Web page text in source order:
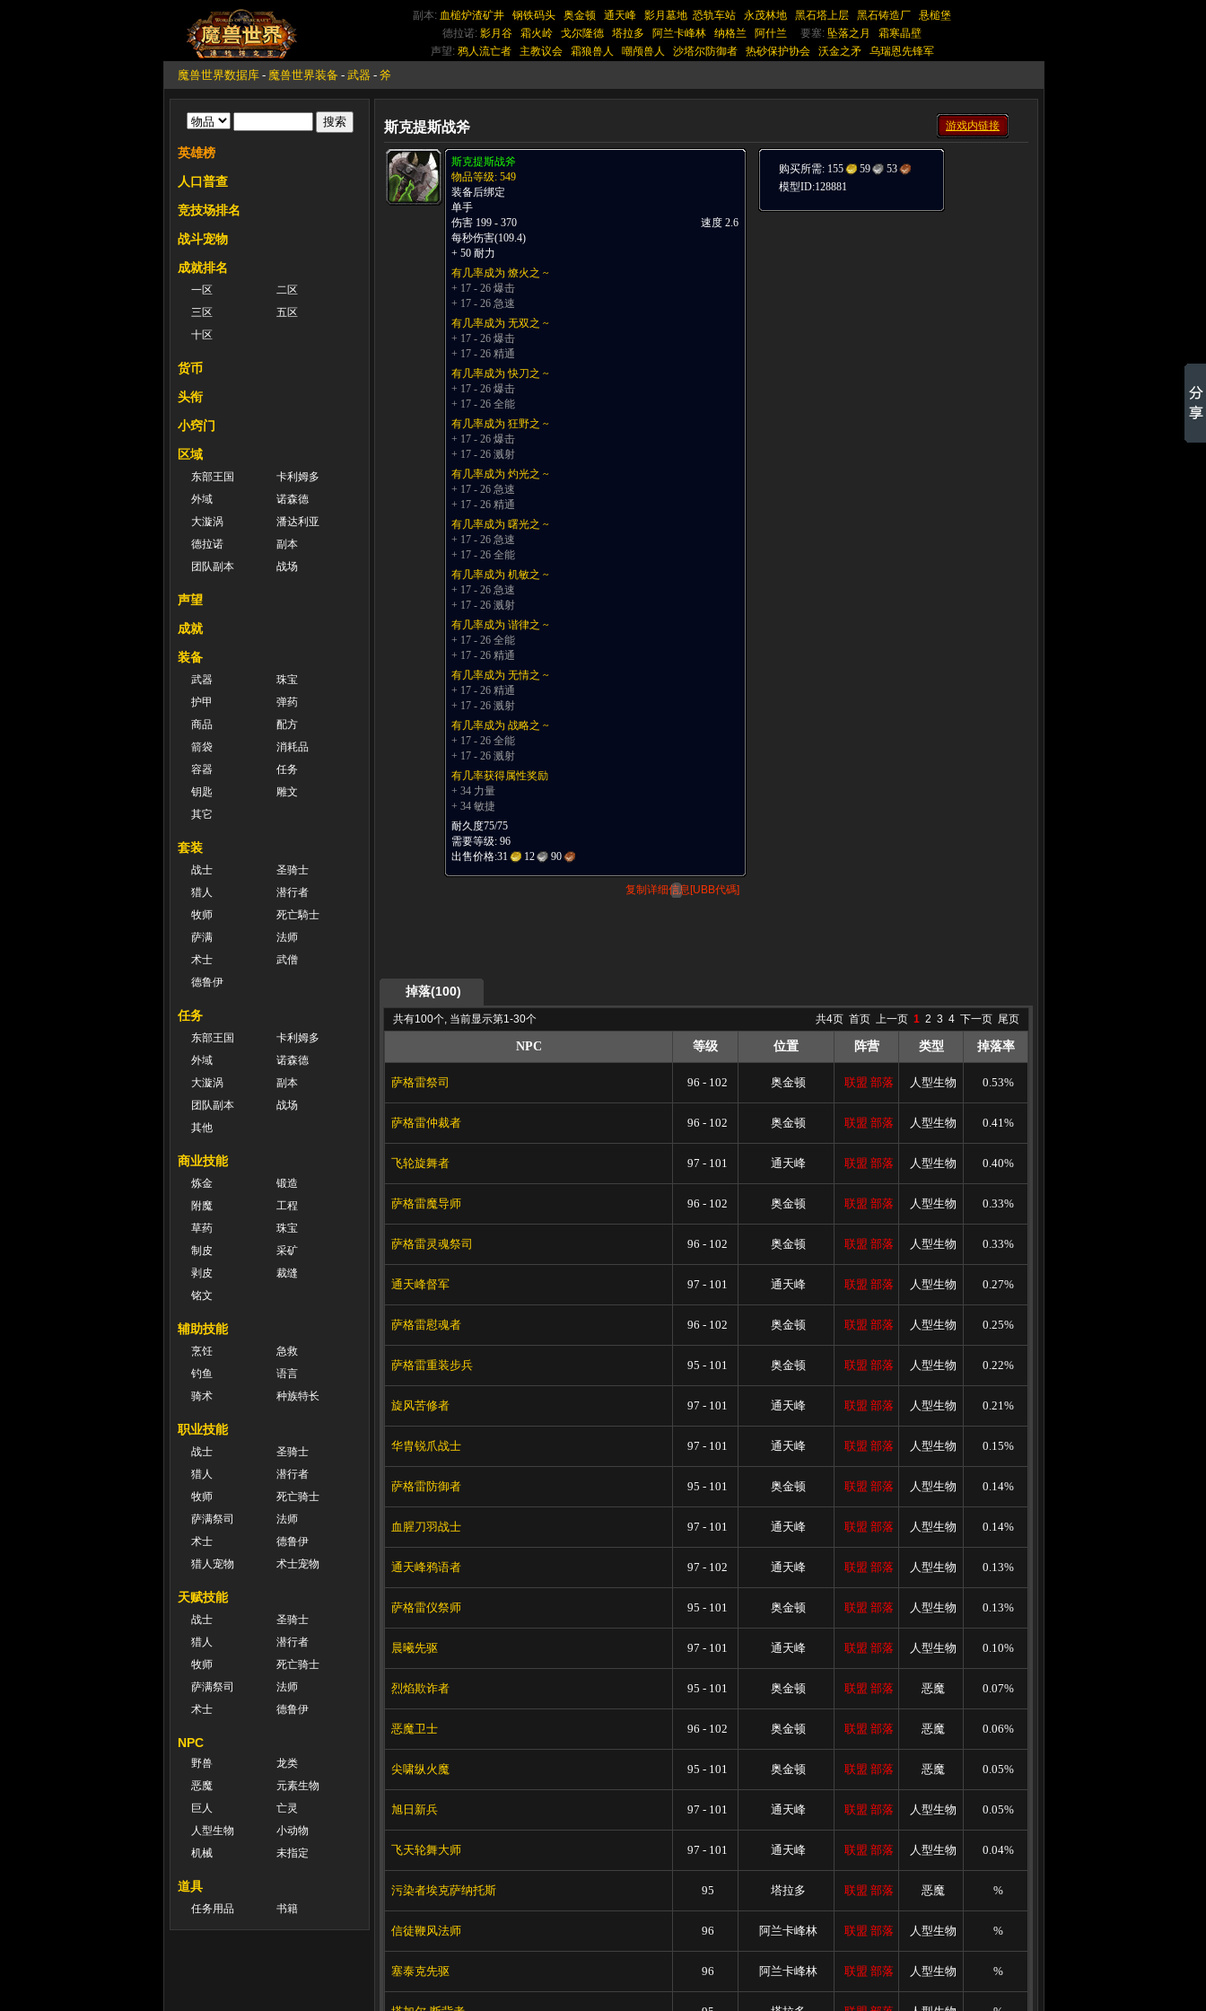
副本: 血槌炉渣矿井 钢铁码头 奥金顿 通天峰 影月墓地 恐轨车站 永茂林地 黑石塔上层 黑石铸造厂
悬槌堡
德拉诺: 影月谷 霜火岭 戈尔隆德 塔拉多 阿兰卡峰林 纳格兰 阿什兰 要塞: 坠落之月
霜寒晶壁
声望: 鸦人流亡者 主教议会 霜狼兽人 嘲颅兽人 沙塔尔防御者 热砂保护协会 沃金之矛 乌瑞恩先锋军
魔兽世界数据库 - 魔兽世界装备 - 武器 - 斧
英雄榜
人口普查
竞技场排名
战斗宠物
成就排名
一区
二区
三区
五区
十区
货币
头衔
小窍门
区域
东部王国
卡利姆多
外域
诺森德
大漩涡
潘达利亚
德拉诺
副本
团队副本
战场
声望
成就
装备
武器
珠宝
护甲
弹药
商品
配方
箭袋
消耗品
容器
任务
钥匙
雕文
其它
套装
战士
圣骑士
猎人
潜行者
牧师
死亡騎士
萨满
法师
术士
武僧
德鲁伊
任务
东部王国
卡利姆多
外域
诺森德
大漩涡
副本
团队副本
战场
其他
商业技能
炼金
锻造
附魔
工程
草药
珠宝
制皮
采矿
剥皮
裁缝
铭文
辅助技能
烹饪
急救
钓鱼
语言
骑术
种族特长
职业技能
战士
圣骑士
猎人
潜行者
牧师
死亡骑士
萨满祭司
法师
术士
德鲁伊
猎人宠物
术士宠物
天赋技能
战士
圣骑士
猎人
潜行者
牧师
死亡骑士
萨满祭司
法师
术士
德鲁伊
NPC
野兽
龙类
恶魔
元素生物
巨人
亡灵
人型生物
小动物
机械
未指定
道具
任务用品 书籍
游戏内链接
斯克提斯战斧
斯克提斯战斧
物品等级: 549
装备后绑定
单手
伤害 199 - 370
速度 2.6
每秒伤害(109.4)
+ 50 耐力
有几率成为 燎火之 ~
+ 17 - 26 爆击
+ 17 - 26 急速
有几率成为 无双之 ~
+ 17 - 26 爆击
+ 17 - 26 精通
有几率成为 快刀之 ~
+ 17 - 26 爆击
+ 17 - 26 全能
有几率成为 狂野之 ~
+ 17 - 26 爆击
+ 17 - 26 溅射
有几率成为 灼光之 ~
+ 17 - 26 急速
+ 17 - 26 精通
有几率成为 曙光之 ~
+ 17 - 26 急速
+ 17 - 26 全能
有几率成为 机敏之 ~
+ 17 - 26 急速
+ 17 - 26 溅射
有几率成为 谐律之 ~
+ 17 - 26 全能
+ 17 - 26 精通
有几率成为 无情之 ~
+ 17 - 26 精通
+ 17 - 26 溅射
有几率成为 战略之 ~
+ 17 - 26 全能
+ 17 - 26 溅射
有几率获得属性奖励
+ 34 力量
+ 34 敏捷
耐久度75/75
需要等级: 96
出售价格:31 12 90
复制详细信息[UBB代碼]
购买所需: 155 59
53
模型ID:128881
掉落(100)
共有100个, 当前显示第1-30个 共4页 首页 上一页 1 2 3 4 下一页 尾页
NPC 等级 位置 阵营 类型 掉落率
萨格雷祭司 96 - 102 奥金顿 联盟 部落 人型生物 0.53%
萨格雷仲裁者 96 - 102 奥金顿 联盟 部落 人型生物 0.41%
飞轮旋舞者 97 - 101 通天峰 联盟 部落 人型生物 0.40%
萨格雷魔导师 96 - 102 奥金顿 联盟 部落 人型生物 0.33%
萨格雷灵魂祭司 96 - 102 奥金顿 联盟 部落 人型生物 0.33%
通天峰督军 97 - 101 通天峰 联盟 部落 人型生物 0.27%
萨格雷慰魂者 96 - 102 奥金顿 联盟 部落 人型生物 0.25%
萨格雷重装步兵 95 - 101 奥金顿 联盟 部落 人型生物 0.22%
旋风苦修者 97 - 101 通天峰 联盟 部落 人型生物 0.21%
华胄锐爪战士 97 - 101 通天峰 联盟 部落 人型生物 0.15%
萨格雷防御者 95 - 101 奥金顿 联盟 部落 人型生物 0.14%
血腥刀羽战士 97 - 101 通天峰 联盟 部落 人型生物 0.14%
通天峰鸦语者 97 - 102 通天峰 联盟 部落 人型生物 0.13%
萨格雷仪祭师 95 - 101 奥金顿 联盟 部落 人型生物 0.13%
晨曦先驱 97 - 101 通天峰 联盟 部落 人型生物 0.10%
烈焰欺诈者 95 - 101 奥金顿 联盟 部落 恶魔 0.07%
恶魔卫士 96 - 102 奥金顿 联盟 部落 恶魔 0.06%
尖啸纵火魔 95 - 101 奥金顿 联盟 部落 恶魔 0.05%
旭日新兵 97 - 101 通天峰 联盟 部落 人型生物 0.05%
飞天轮舞大师 97 - 101 通天峰 联盟 部落 人型生物 0.04%
污染者埃克萨纳托斯 95 塔拉多 联盟 部落 恶魔 %
信徒鞭风法师 96 阿兰卡峰林 联盟 部落 人型生物 %
塞泰克先驱 96 阿兰卡峰林 联盟 部落 人型生物 %